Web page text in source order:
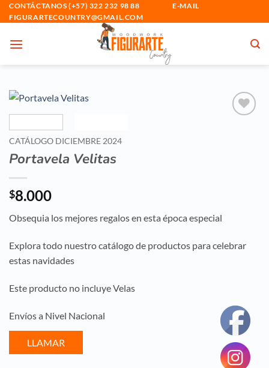
Saltar
al
CONTÁCTANOS (+57) 322 232 98 88 E-MAIL
FIGURARTECOUNTRY@GMAIL.COM
CATÁLOGO DICIEMBRE 2024
Portavela Velitas
$8.000
Obsequia los mejores regalos en esta época especial
Explora todo nuestro catálogo de productos para celebrar
estas navidades
Este producto no incluye Velas
Envíos a Nivel Nacional
LLAMAR